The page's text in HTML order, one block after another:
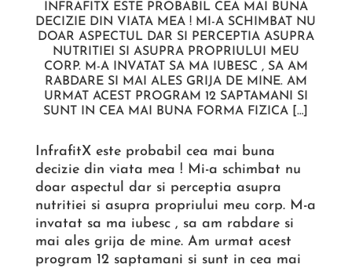
INFRAFITX ESTE PROBABIL CEA MAI BUNA
DECIZIE DIN VIATA MEA ! MI-A SCHIMBAT NU
DOAR ASPECTUL DAR SI PERCEPTIA ASUPRA
NUTRITIEI SI ASUPRA PROPRIULUI MEU
CORP. M-A INVATAT SA MA IUBESC , SA AM
RABDARE SI MAI ALES GRIJA DE MINE. AM
URMAT ACEST PROGRAM 12 SAPTAMANI SI
SUNT IN CEA MAI BUNA FORMA FIZICA […]
InfrafitX este probabil cea mai buna
decizie din viata mea ! Mi-a schimbat nu
doar aspectul dar si perceptia asupra
nutritiei si asupra propriului meu corp. M-a
invatat sa ma iubesc , sa am rabdare si
mai ales grija de mine. Am urmat acest
program 12 saptamani si sunt in cea mai